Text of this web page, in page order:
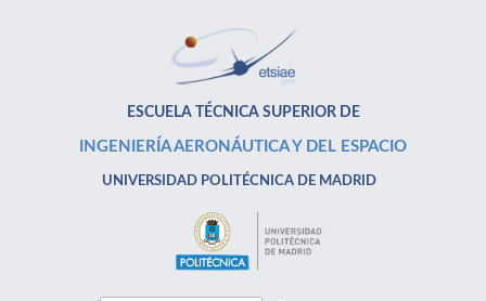
ESCUELA TÉCNICA SUPERIOR DE
INGENIERÍA AERONÁUTICA Y DEL ESPACIO
UNIVERSIDAD POLITÉCNICA DE MADRID